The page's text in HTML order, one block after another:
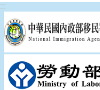
告
檢
舉
貪
瀆
:::